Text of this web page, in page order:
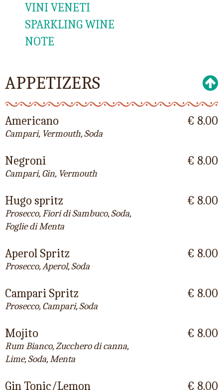
VINI VENETI
SPARKLING WINE
NOTE
APPETIZERS
Americano
Campari, Vermouth, Soda
€ 8.00
Negroni
Campari, Gin, Vermouth
€ 8.00
Hugo spritz
Prosecco, Fiori di Sambuco, Soda,
Foglie di Menta
€ 8.00
Aperol Spritz
Prosecco, Aperol, Soda
€ 8.00
Campari Spritz
Prosecco, Campari, Soda
€ 8.00
Mojito
Rum Bianco, Zucchero di canna,
Lime, Soda, Menta
€ 8.00
Gin Tonic/Lemon € 8.00